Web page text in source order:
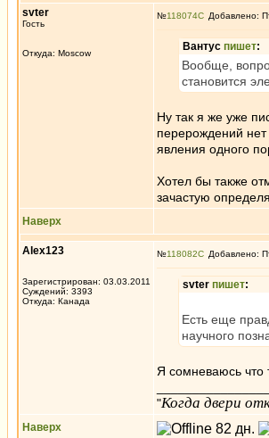
svter
Гость
Откуда: Moscow
№118074 Добавлено:
Вантус пишет:
Вообще,
становится
Ну так я же уже
перерождений нет
явления одного
Хотел бы также
зачастую
Наверх
Alex123
Зарегистрирован: 03.03.2011
Суждений: 3393
Откуда: Канада
№118082 Добавлено:
svter пишет:
Есть еще
научного
Я сомневаюсь что
"Когда двери
Наверх